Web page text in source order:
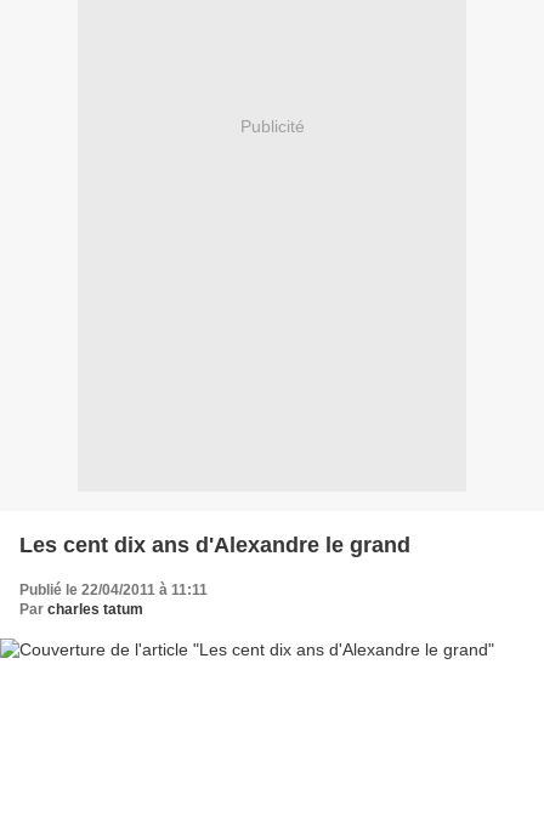
Publicité
Les cent dix ans d'Alexandre le grand
Publié le 22/04/2011 à 11:11
Par charles tatum